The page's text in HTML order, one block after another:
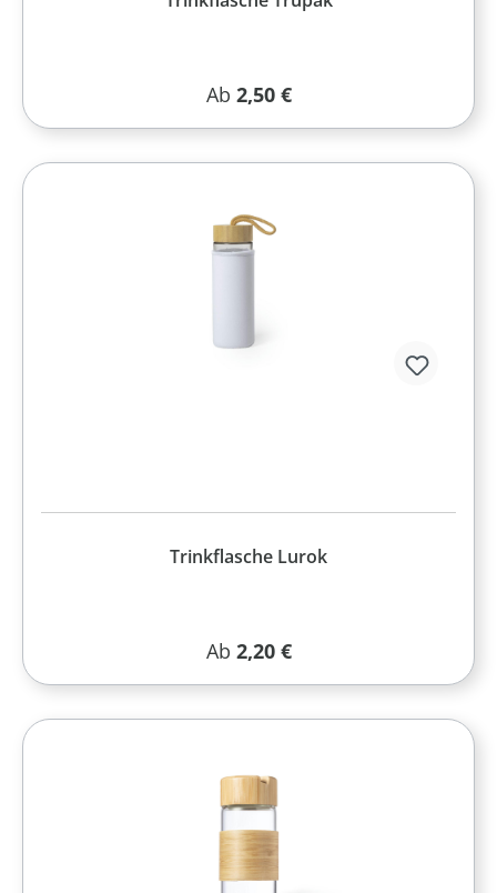
Regulärer Preis:
Ab 2,50 €
Trinkflasche Lurok
Regulärer Preis:
Ab 2,20 €